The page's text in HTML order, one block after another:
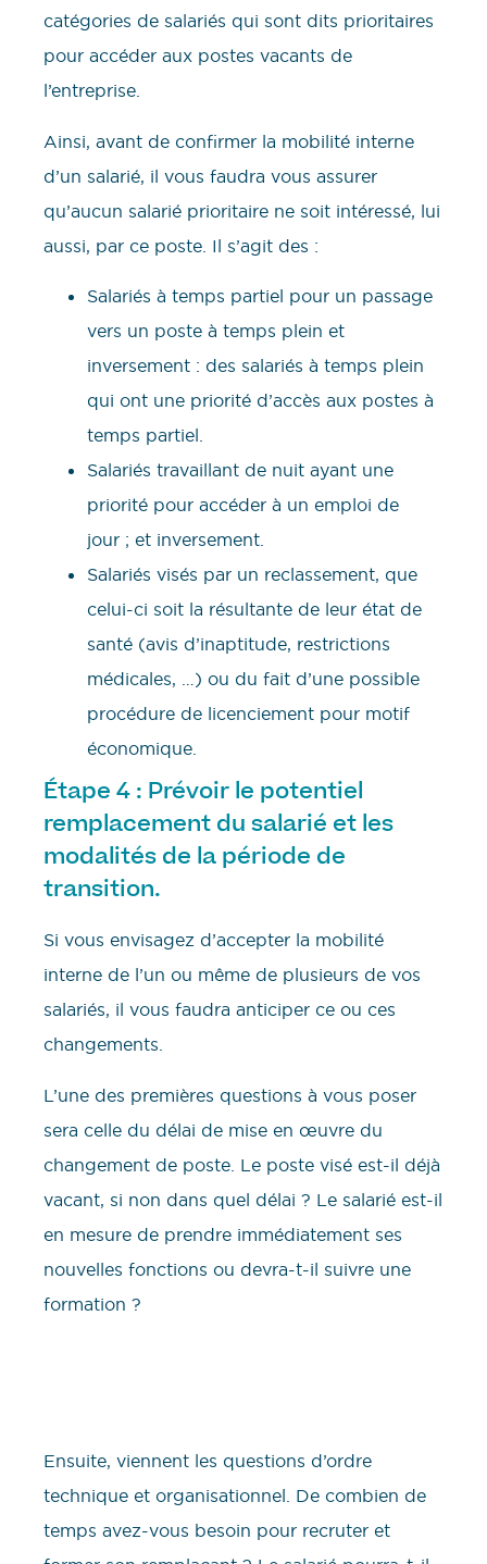
catégories de salariés qui sont dits prioritaires
pour accéder aux postes vacants de
l’entreprise.
Ainsi, avant de confirmer la mobilité interne
d’un salarié, il vous faudra vous assurer
qu’aucun salarié prioritaire ne soit intéressé, lui
aussi, par ce poste. Il s’agit des :
Salariés à temps partiel pour un passage
vers un poste à temps plein et
inversement : des salariés à temps plein
qui ont une priorité d’accès aux postes à
temps partiel.
Salariés travaillant de nuit ayant une
priorité pour accéder à un emploi de
jour ; et inversement.
Salariés visés par un reclassement, que
celui-ci soit la résultante de leur état de
santé (avis d’inaptitude, restrictions
médicales, …) ou du fait d’une possible
procédure de licenciement pour motif
économique.
Étape 4 : Prévoir le potentiel
remplacement du salarié et les
modalités de la période de
transition.
Si vous envisagez d’accepter la mobilité
interne de l’un ou même de plusieurs de vos
salariés, il vous faudra anticiper ce ou ces
changements.
L’une des premières questions à vous poser
sera celle du délai de mise en œuvre du
changement de poste. Le poste visé est-il déjà
vacant, si non dans quel délai ? Le salarié est-il
en mesure de prendre immédiatement ses
nouvelles fonctions ou devra-t-il suivre une
formation ?
Ensuite, viennent les questions d’ordre
technique et organisationnel. De combien de
temps avez-vous besoin pour recruter et